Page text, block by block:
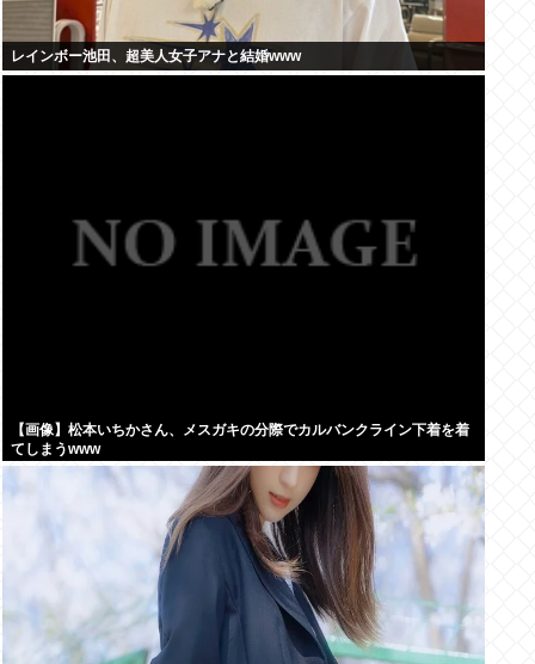
レインボー池田、超美人女子アナと結婚www
【画像】松本いちかさん、メスガキの分際でカルバンクライン下着を着
てしまうwww